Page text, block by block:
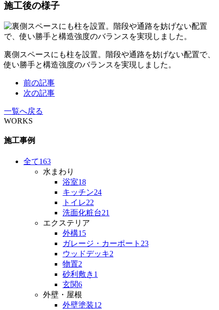
施工後の様子
裏側スペースにも柱を設置。階段や通路を妨げない配置で、
使い勝手と構造強度のバランスを実現しました。
前の記事
次の記事
一覧へ戻る
WORKS
施工事例
全て163
水まわり
浴室18
キッチン24
トイレ22
洗面化粧台21
エクステリア
外構15
ガレージ・カーポート 23
ウッドデッキ2
物置2
砂利敷き 1
玄関6
外壁・屋根
外壁塗装12